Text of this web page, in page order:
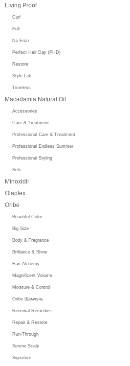
Living Proof
Curl
Full
No Frizz
Perfect Hair Day (PHD)
Restore
Style Lab
Timeless
Macadamia Natural Oil
Accessories
Care & Treatment
Professional Care & Treatment
Professional Endless Summer
Professional Styling
Sets
Minoxidil
Olaplex
Oribe
Beautiful Color
Big Size
Body & Fragrance
Brilliance & Shine
Hair Alchemy
Magnificent Volume
Moisture & Control
Oribe Шампунь
Renewal Remedies
Repair & Restore
Run-Through
Serene Scalp
Signature